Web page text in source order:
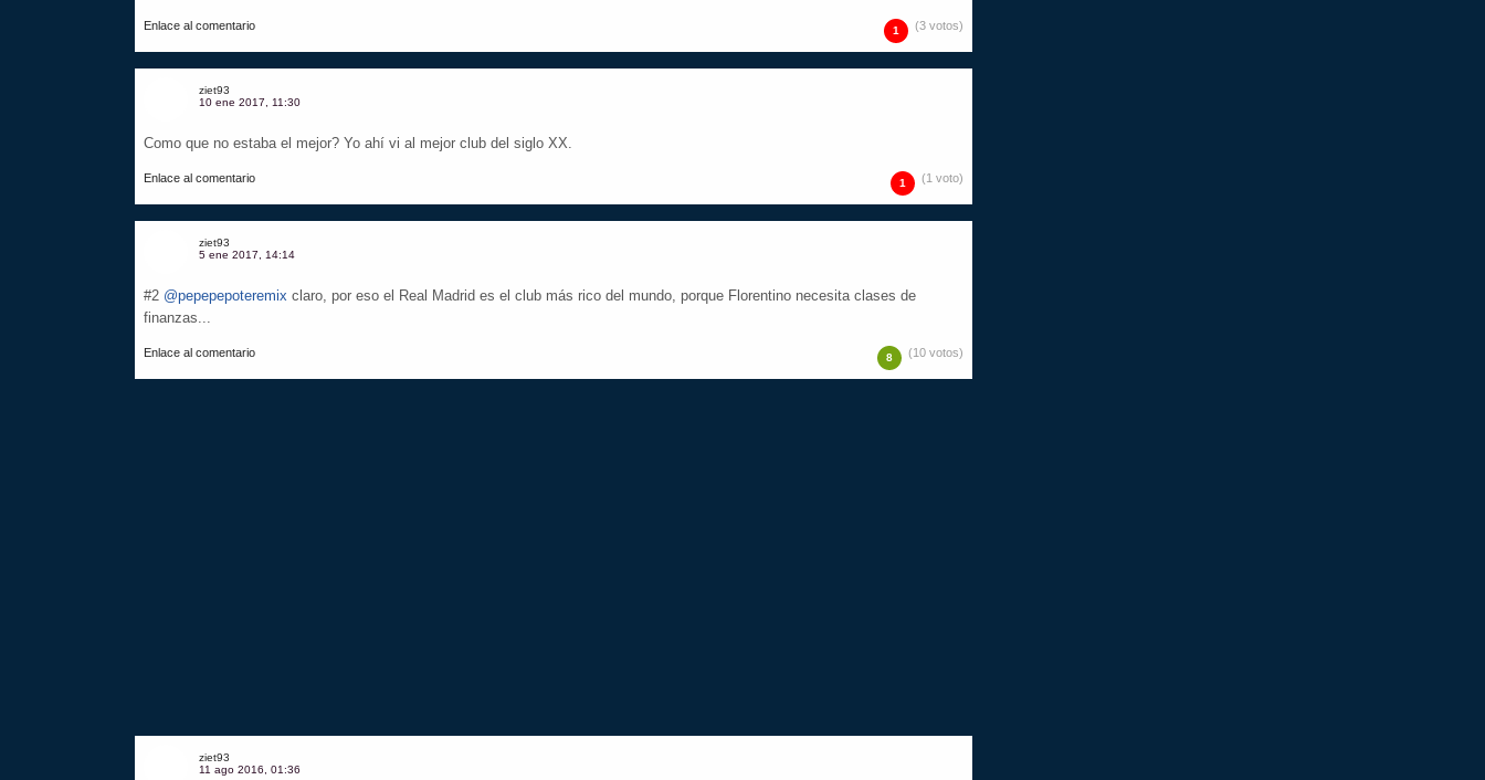
Enlace al comentario 1 (3 votos)
ziet93
10 ene 2017, 11:30
Como que no estaba el mejor? Yo ahí vi al mejor club del siglo XX.
Enlace al comentario 1 (1 voto)
ziet93
5 ene 2017, 14:14
#2 @pepepepoteremix claro, por eso el Real Madrid es el club más rico del mundo, porque Florentino necesita clases de
finanzas...
Enlace al comentario 8 (10 votos)
ziet93
11 ago 2016, 01:36